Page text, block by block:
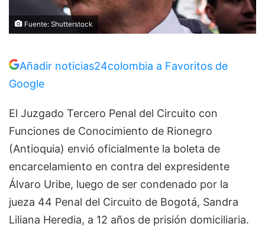
Fuente: Shutterstock
Añadir noticias24colombia a Favoritos de
Google
El Juzgado Tercero Penal del Circuito con
Funciones de Conocimiento de Rionegro
(Antioquia) envió oficialmente la boleta de
encarcelamiento en contra del expresidente
Álvaro Uribe, luego de ser condenado por la
jueza 44 Penal del Circuito de Bogotá, Sandra
Liliana Heredia, a 12 años de prisión domiciliaria.